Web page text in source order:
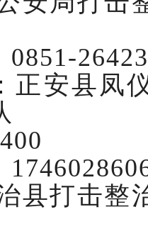
0851-
正安县凤
县打击整